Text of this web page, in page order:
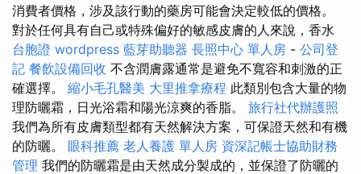
消費者價格，涉及該行動的藥房可能會決定較低的價格。
對於任何具有自己或特殊偏好的敏感皮膚的人來說，香水
台胞證 wordpress 藍芽助聽器 長照中心 單人房 - 公司登
記 餐飲設備回收 不含潤膚露通常是避免不寬容和刺激的正
確選擇。 縮小毛孔醫美 大里推拿療程 此類別包含大量的物
理防曬霜，日光浴霜和陽光涼爽的香脂。 旅行社代辦護照
我們為所有皮膚類型都有天然解決方案，可保證天然和有機
的防曬。 眼科推薦 老人養護 單人房 資深記帳士協助財務
管理 我們的防曬霜是由天然成分製成的，並保證了防曬的